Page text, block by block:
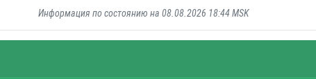
Информация по состоянию на 08.08.2026 18:44 MSK